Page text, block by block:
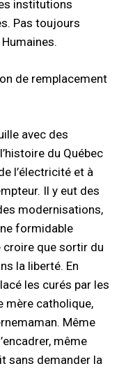
institutions
Pas toujours
de remplacement
avec des
du Québec
l’électricité et à
Il y eut des
modernisations,
formidable
croire que sortir du
la liberté. En
les curés par les
mère catholique,
Même
même
sans demander la